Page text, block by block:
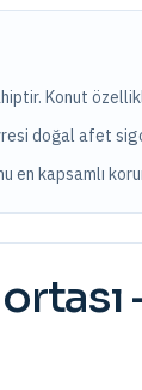
Konut
doğal afet
en kapsamlı